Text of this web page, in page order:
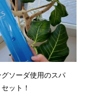
ソーダ使用のスパ
ット！